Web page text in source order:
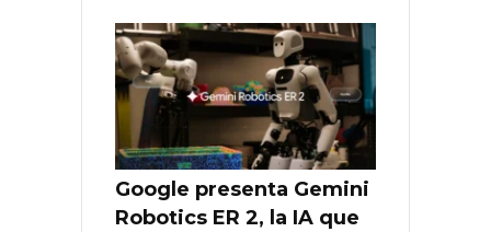
Google presenta Gemini
Robotics ER 2, la IA que